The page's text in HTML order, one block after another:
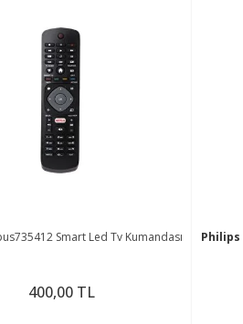
Smart Led Tv Kumandası
400,00 TL
Philips